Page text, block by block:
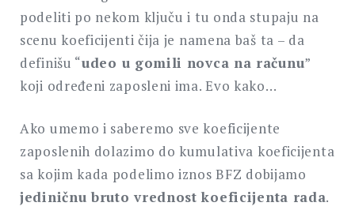
podeliti po nekom ključu i tu onda stupaju na
scenu koeficijenti čija je namena baš ta – da
definišu “udeo u gomili novca na računu”
koji određeni zaposleni ima. Evo kako…
Ako umemo i saberemo sve koeficijente
zaposlenih dolazimo do kumulativa koeficijenta
sa kojim kada podelimo iznos BFZ dobijamo
jediničnu bruto vrednost koeficijenta rada.